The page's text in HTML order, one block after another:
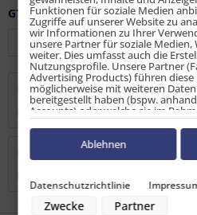
GTIN / EAN:
Beschreibung
mehr
Bewertungen
0
Funktionen für soziale Medien
Zugriffe auf unserer Website zu
wir Informationen zu Ihrer
unsere Partner für soziale Medien,
weiter. Dies umfasst auch die
Nutzungsprofile. Unsere Partner
Advertising Products) führen
möglicherweise mit weiteren
bereitgestellt haben (bspw.
Accounts) oder welche sie im
Dienste gesammelt haben (bspw.
Geräte). Ihre Einwilligung zur
können Sie jederzeit widerrufen,
Datenschutz-Button links unten
Zwecke der Datenverarbeitung
Speichern von oder Zugriff auf
Datenschutzrichtlinie
Zwecke Partner
Ablehnen